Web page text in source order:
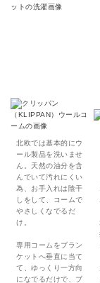
北欧では基本的にウ
ール製品を洗いませ
ん。天然の油分を含
んでいて汚れにくい
為、お手入れは陰干
しをして、コームで
やさしくなでるだ
け。
専用コームをブラン
ケットへ垂直に当て
て、ゆっくり一方向
になでるだけで、ブ